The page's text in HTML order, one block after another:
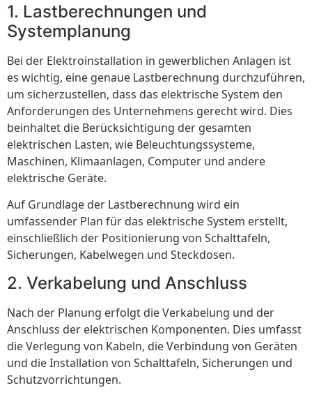
1. Lastberechnungen und
Systemplanung
Bei der Elektroinstallation in gewerblichen Anlagen ist
es wichtig, eine genaue Lastberechnung durchzuführen,
um sicherzustellen, dass das elektrische System den
Anforderungen des Unternehmens gerecht wird. Dies
beinhaltet die Berücksichtigung der gesamten
elektrischen Lasten, wie Beleuchtungssysteme,
Maschinen, Klimaanlagen, Computer und andere
elektrische Geräte.
Auf Grundlage der Lastberechnung wird ein
umfassender Plan für das elektrische System erstellt,
einschließlich der Positionierung von Schalttafeln,
Sicherungen, Kabelwegen und Steckdosen.
2. Verkabelung und Anschluss
Nach der Planung erfolgt die Verkabelung und der
Anschluss der elektrischen Komponenten. Dies umfasst
die Verlegung von Kabeln, die Verbindung von Geräten
und die Installation von Schalttafeln, Sicherungen und
Schutzvorrichtungen.